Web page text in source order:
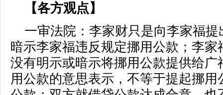
【各方观点】
一审法院：李家财只是向李家福
暗示李家福违反规定挪用公款；李
没有明示或暗示将挪用公款提供给
用公款的意思表示，不等于提起挪